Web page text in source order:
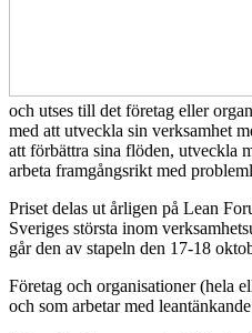
och utses till det företag eller
med att utveckla sin verksamhet
att förbättra sina flöden, utveckla
arbeta framgångsrikt med
Priset delas ut årligen på Lean
Sveriges största inom
går den av stapeln den 17-18
Företag och organisationer (hela
och som arbetar med